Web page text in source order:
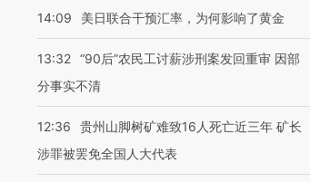
14:09 美日联合干预汇率，为何影响了黄金
13:32 “90后”农民工讨薪涉刑案发回重审 因部
分事实不清
12:36
贵州山脚树矿难致16人死亡近三年 矿长
涉罪被罢免全国人大代表